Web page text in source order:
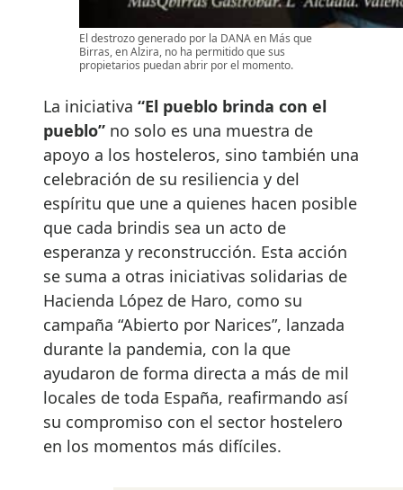
El destrozo generado por la DANA en Más que
Birras, en Alzira, no ha permitido que sus
propietarios puedan abrir por el momento.
La iniciativa “El pueblo brinda con el
pueblo” no solo es una muestra de
apoyo a los hosteleros, sino también una
celebración de su resiliencia y del
espíritu que une a quienes hacen posible
que cada brindis sea un acto de
esperanza y reconstrucción. Esta acción
se suma a otras iniciativas solidarias de
Hacienda López de Haro, como su
campaña “Abierto por Narices”, lanzada
durante la pandemia, con la que
ayudaron de forma directa a más de mil
locales de toda España, reafirmando así
su compromiso con el sector hostelero
en los momentos más difíciles.